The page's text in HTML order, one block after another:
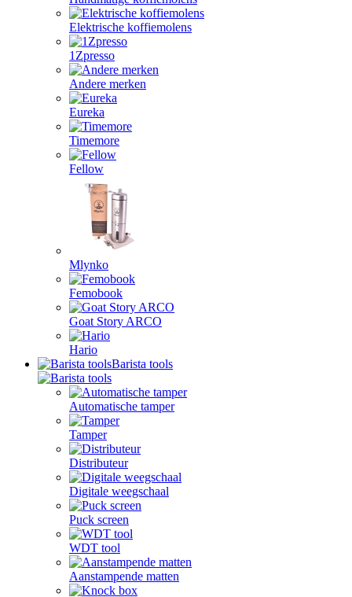
Elektrische koffiemolens
1Zpresso
Andere merken
Eureka
Timemore
Fellow
Mlynko
Femobook
Goat Story ARCO
Hario
Barista tools
Automatische tamper
Tamper
Distributeur
Digitale weegschaal
Puck screen
WDT tool
Aanstampende matten